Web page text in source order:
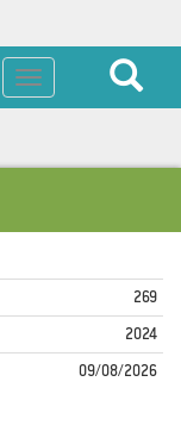
Toggle
navigation
269
2024
09/08/2026